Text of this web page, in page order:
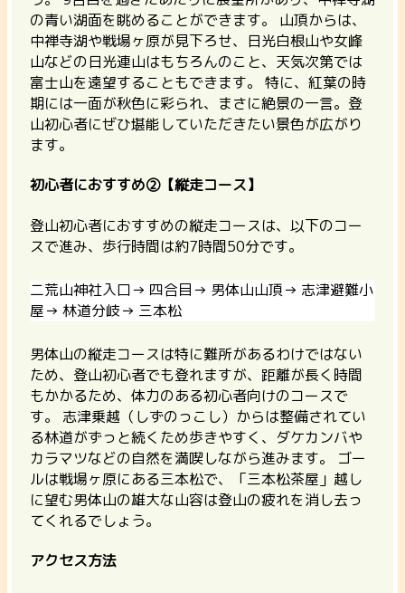
の青い湖面を眺めることができます。 山頂からは、
中禅寺湖や戦場ヶ原が見下ろせ、日光白根山や女峰
山などの日光連山はもちろんのこと、天気次第では
富士山を遠望することもできます。 特に、紅葉の時
期には一面が秋色に彩られ、まさに絶景の一言。登
山初心者にぜひ堪能していただきたい景色が広がり
ます。
初心者におすすめ②【縦走コース】
登山初心者におすすめの縦走コースは、以下のコー
スで進み、歩行時間は約7時間50分です。
二荒山神社入口→ 四合目→ 男体山山頂→ 志津避難小
屋→ 林道分岐→ 三本松
男体山の縦走コースは特に難所があるわけではない
ため、登山初心者でも登れますが、距離が長く時間
もかかるため、体力のある初心者向けのコースで
す。 志津乗越（しずのっこし）からは整備されてい
る林道がずっと続くため歩きやすく、ダケカンバや
カラマツなどの自然を満喫しながら進みます。 ゴー
ルは戦場ヶ原にある三本松で、「三本松茶屋」越し
に望む男体山の雄大な山容は登山の疲れを消し去っ
てくれるでしょう。
アクセス方法